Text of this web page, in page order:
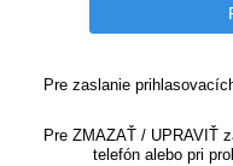
Pre zaslanie
Pre ZMAZAŤ / UPRAVIŤ
telefón alebo pri